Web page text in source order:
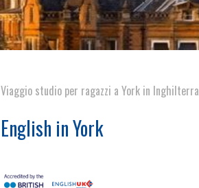
Viaggio studio per ragazzi a York in Inghilterra
English in York